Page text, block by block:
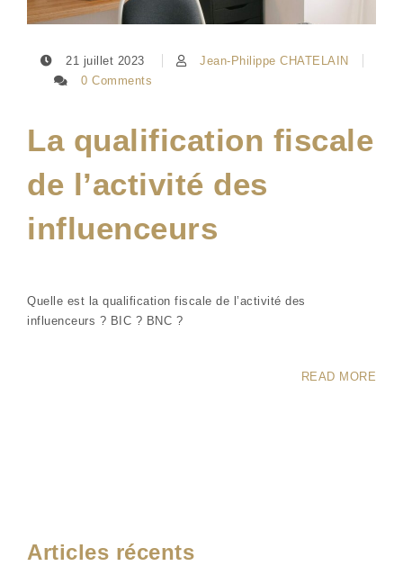
21 juillet 2023
Jean-Philippe CHATELAIN
0 Comments
La qualification fiscale
de l’activité des
influenceurs
Quelle est la qualification fiscale de l’activité des
influenceurs ? BIC ? BNC ?
READ MORE
Articles récents